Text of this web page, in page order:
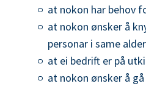
at nokon har behov
at nokon ønsker å
personar i same
at ei bedrift er på
at nokon ønsker å